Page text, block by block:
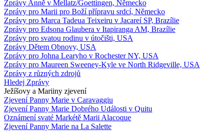
Zprávy Anně v Mellatz/Goettingen, Německo
Zprávy pro Marii pro Boží přípravu srdcí, Německo
Zprávy pro Marca Tadeua Teixeiru v Jacareí SP, Brazílie
Zprávy pro Edsona Glaubera v Itapiranga AM, Brazílie
Zprávy pro svatou rodinu v útočišti, USA
Zprávy Dětem Obnovy, USA
Zprávy pro Johna Learyho v Rochester NY, USA
Zprávy pro Maureen Sweeney-Kyle ve North Ridgeville, USA
Zprávy z různých zdrojů
Hledej Zprávy
Ježíšovy a Mariiny zjevení
Zjevení Panny Marie v Caravaggiu
Zjevení Panny Marie Dobrého Události v Quitu
Oznámení svaté Markétě Marii Alacoque
Zjevení Panny Marie na La Salette